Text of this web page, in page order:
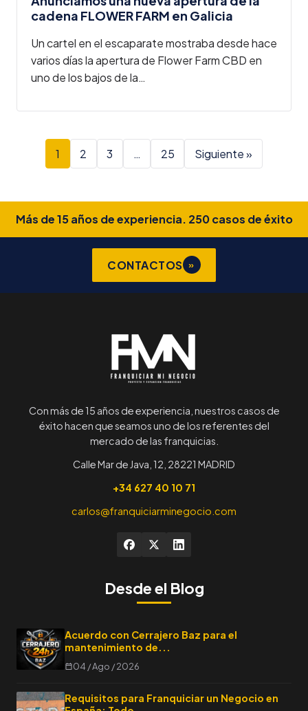
cadena FLOWER FARM en Galicia
Un cartel en el escaparate mostraba desde hace
varios días la apertura de Flower Farm CBD en
uno de los bajos de la…
1 2 3 … 25 Siguiente »
Más de 15 años de experiencia. 250 casos de éxito
CONTACTOS »
Con más de 15 años de experiencia, nuestros casos de
éxito hacen que seamos uno de los referentes del
mercado de las franquicias.
Calle Mar de Java, 12, 28221 MADRID
+34 627 40 10 71
carlos@franquiciarminegocio.com
Desde el Blog
Acuerdo con Cerrajero Baz para el
mantenimiento de...
04 / Ago / 2026
Requisitos para Franquiciar un Negocio en